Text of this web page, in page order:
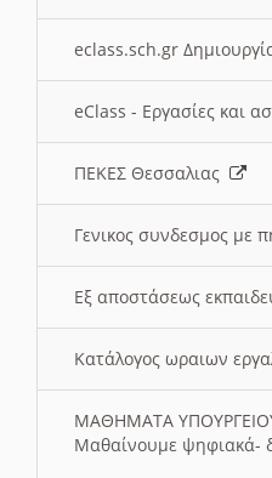
eclass.sch.gr
eClass - Εργασίες και
ΠΕΚΕΣ Θεσσαλιας
Γενικος συνδεσμος με
Εξ αποστάσεως
Κατάλογος ωραιων
ΜΑΘΗΜΑΤΑ
Μαθαίνουμε ψηφιακά-